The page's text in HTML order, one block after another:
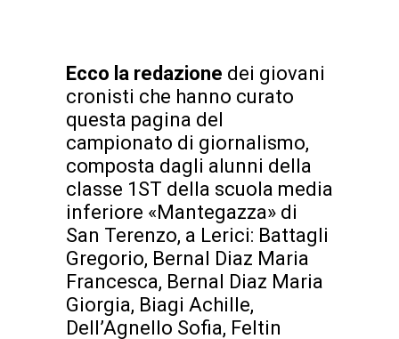
Ecco la redazione dei giovani
cronisti che hanno curato
questa pagina del
campionato di giornalismo,
composta dagli alunni della
classe 1ST della scuola media
inferiore «Mantegazza» di
San Terenzo, a Lerici: Battagli
Gregorio, Bernal Diaz Maria
Francesca, Bernal Diaz Maria
Giorgia, Biagi Achille,
Dell’Agnello Sofia, Feltin